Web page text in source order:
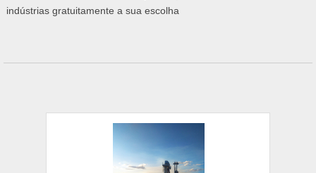
indústrias gratuitamente a sua escolha